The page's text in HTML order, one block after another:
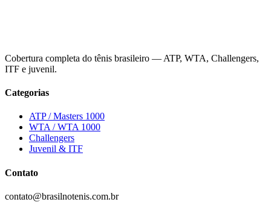
Cobertura completa do tênis brasileiro — ATP, WTA, Challengers,
ITF e juvenil.
Categorias
ATP / Masters 1000
WTA / WTA 1000
Challengers
Juvenil & ITF
Contato
contato@brasilnotenis.com.br